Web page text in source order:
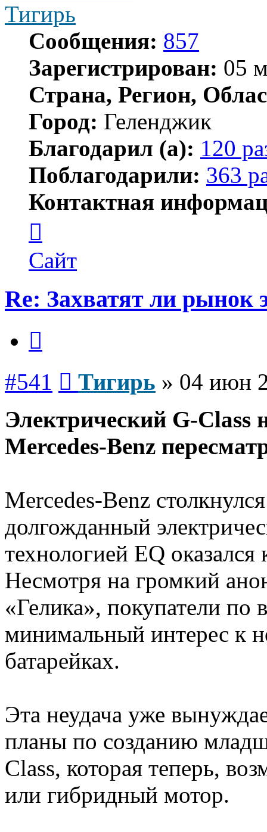
Тигирь
Сообщения: 857
Зарегистрирован: 05
Страна, Регион,
Город: Геленджик
Благодарил (а): 120
Поблагодарили: 363
Контактная
пользователя
Тигирь
Сайт
Re: Захватят ли рынок
#541 Тигирь » 04 июн
Электрический G-Class
Mercedes-Benz
Mercedes-Benz
долгожданный
технологией EQ
Несмотря на громкий
«Гелика», покупатели
минимальный интерес к
батарейках.
Эта неудача уже
планы по созданию
Class, которая теперь,
или гибридный мотор.